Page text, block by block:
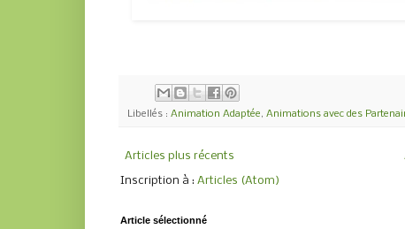
Libellés : Animation Adaptée, Animations avec des
Articles plus récents
Inscription à : Articles (Atom)
Article sélectionné